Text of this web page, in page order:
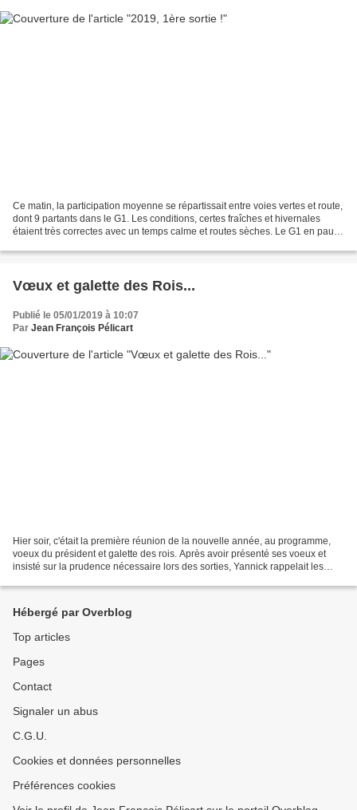
Ce matin, la participation moyenne se répartissait entre voies vertes et route,
dont 9 partants dans le G1. Les conditions, certes fraîches et hivernales
étaient très correctes avec un temps calme et routes sèches. Le G1 en pause
Vœux et galette des Rois...
Publié le 05/01/2019 à 10:07
Par Jean François Pélicart
Hier soir, c'était la première réunion de la nouvelle année, au programme,
voeux du président et galette des rois. Après avoir présenté ses voeux et
insisté sur la prudence nécessaire lors des sorties, Yannick rappelait les
Hébergé par Overblog
Top articles
Pages
Contact
Signaler un abus
C.G.U.
Cookies et données personnelles
Préférences cookies